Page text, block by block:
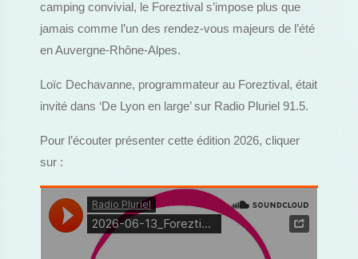
camping convivial, le Foreztival s’impose plus que
jamais comme l’un des rendez-vous majeurs de l’été
en Auvergne-Rhône-Alpes.
Loïc Dechavanne, programmateur au Foreztival, était
invité dans ‘De Lyon en large’ sur Radio Pluriel 91.5.
Pour l’écouter présenter cette édition 2026, cliquer
sur :